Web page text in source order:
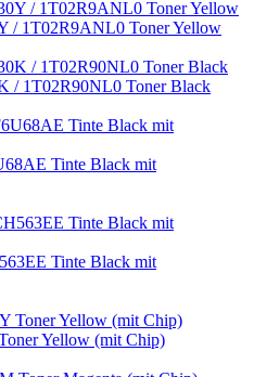
/ 1T02R9ANL0 Toner Yellow
/ 1T02R90NL0 Toner Black
Tinte Black mit
Tinte Black mit
Yellow (mit Chip)